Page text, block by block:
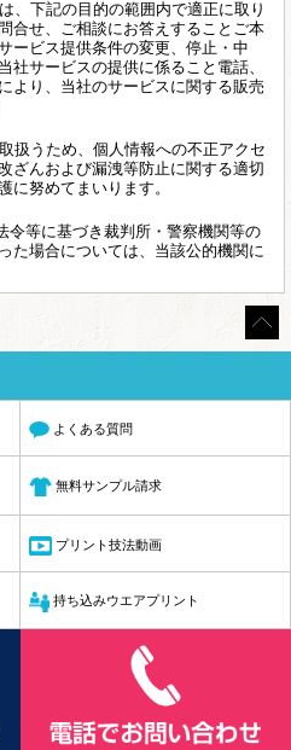
、下記の目的の範囲内で適正に取り
合せ、ご相談にお答えすることご本
ービス提供条件の変更、停止・中
社サービスの提供に係ること電話、
より、当社のサービスに関する販売
扱うため、個人情報への不正アクセ
ざんおよび漏洩等防止に関する適切
に努めてまいります。
令等に基づき裁判所・警察機関等の
た場合については、当該公的機関に
よくある質問
無料サンプル請求
プリント技法動画
持ち込みウエアプリント